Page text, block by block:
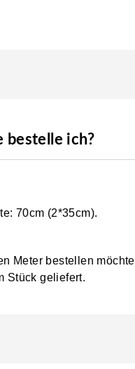
bestelle ich?
70cm (2*35cm).
Meter bestellen
Stück geliefert.